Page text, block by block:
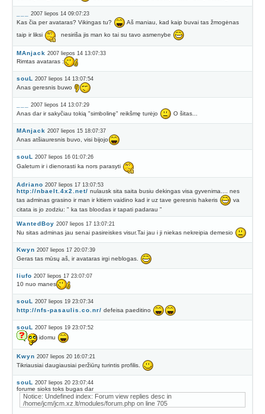
2007 liepos 14 09:07:23
Kas čia per avataras? Vikingas tu?
Aš maniau, kad kaip buvai tas žmogėnas
taip ir liksi
nesiriša jis man ko tai su tavo asmenybe
MAnjack 2007 liepos 14 13:07:33
Rimtas avataras :
souL 2007 liepos 14 13:07:54
Anas geresnis buwo
2007 liepos 14 13:07:29
Anas dar ir sakyčiau tokią "simbolinę" reikšmę turėjo O šitas...
MAnjack 2007 liepos 15 18:07:37
Anas atšiauresnis buvo, visi bijojo
souL 2007 liepos 16 01:07:26
Galetum ir i dienorasti ka nors parasyti
Adriano 2007 liepos 17 13:07:53
http://nbaelt.4x2.net/ nulausk sita saita busiu dekingas visa gyvenima.... nes
tas adminas grasino ir man ir kitiem vaidino kad ir uz tave geresnis hakeris
va
citata is jo zodziu: " ka tas bloodas ir tapati padarau "
WantedBoy 2007 liepos 17 13:07:21
Nu sitas adminas jau senai pasireiskes visur.Tai jau i ji niekas nekreipia demesio
Kwyn 2007 liepos 17 20:07:39
Geras tas mūsų aš, ir avataras irgi neblogas.
liufo 2007 liepos 17 23:07:07
10 nuo manes
souL 2007 liepos 19 23:07:34
http://nfs-pasaulis.co.nr/ defeisa paeditino
souL 2007 liepos 19 23:07:52
idomu
Kwyn 2007 liepos 20 16:07:21
Tikriausiai daugiausiai peržiūrų turintis profilis.
souL 2007 liepos 20 23:07:44
forume sioks toks bugas dar
Notice: Undefined index: Forum view replies desc in
/home/jcm/jcm.xz.lt/modules/forum.php on line 705